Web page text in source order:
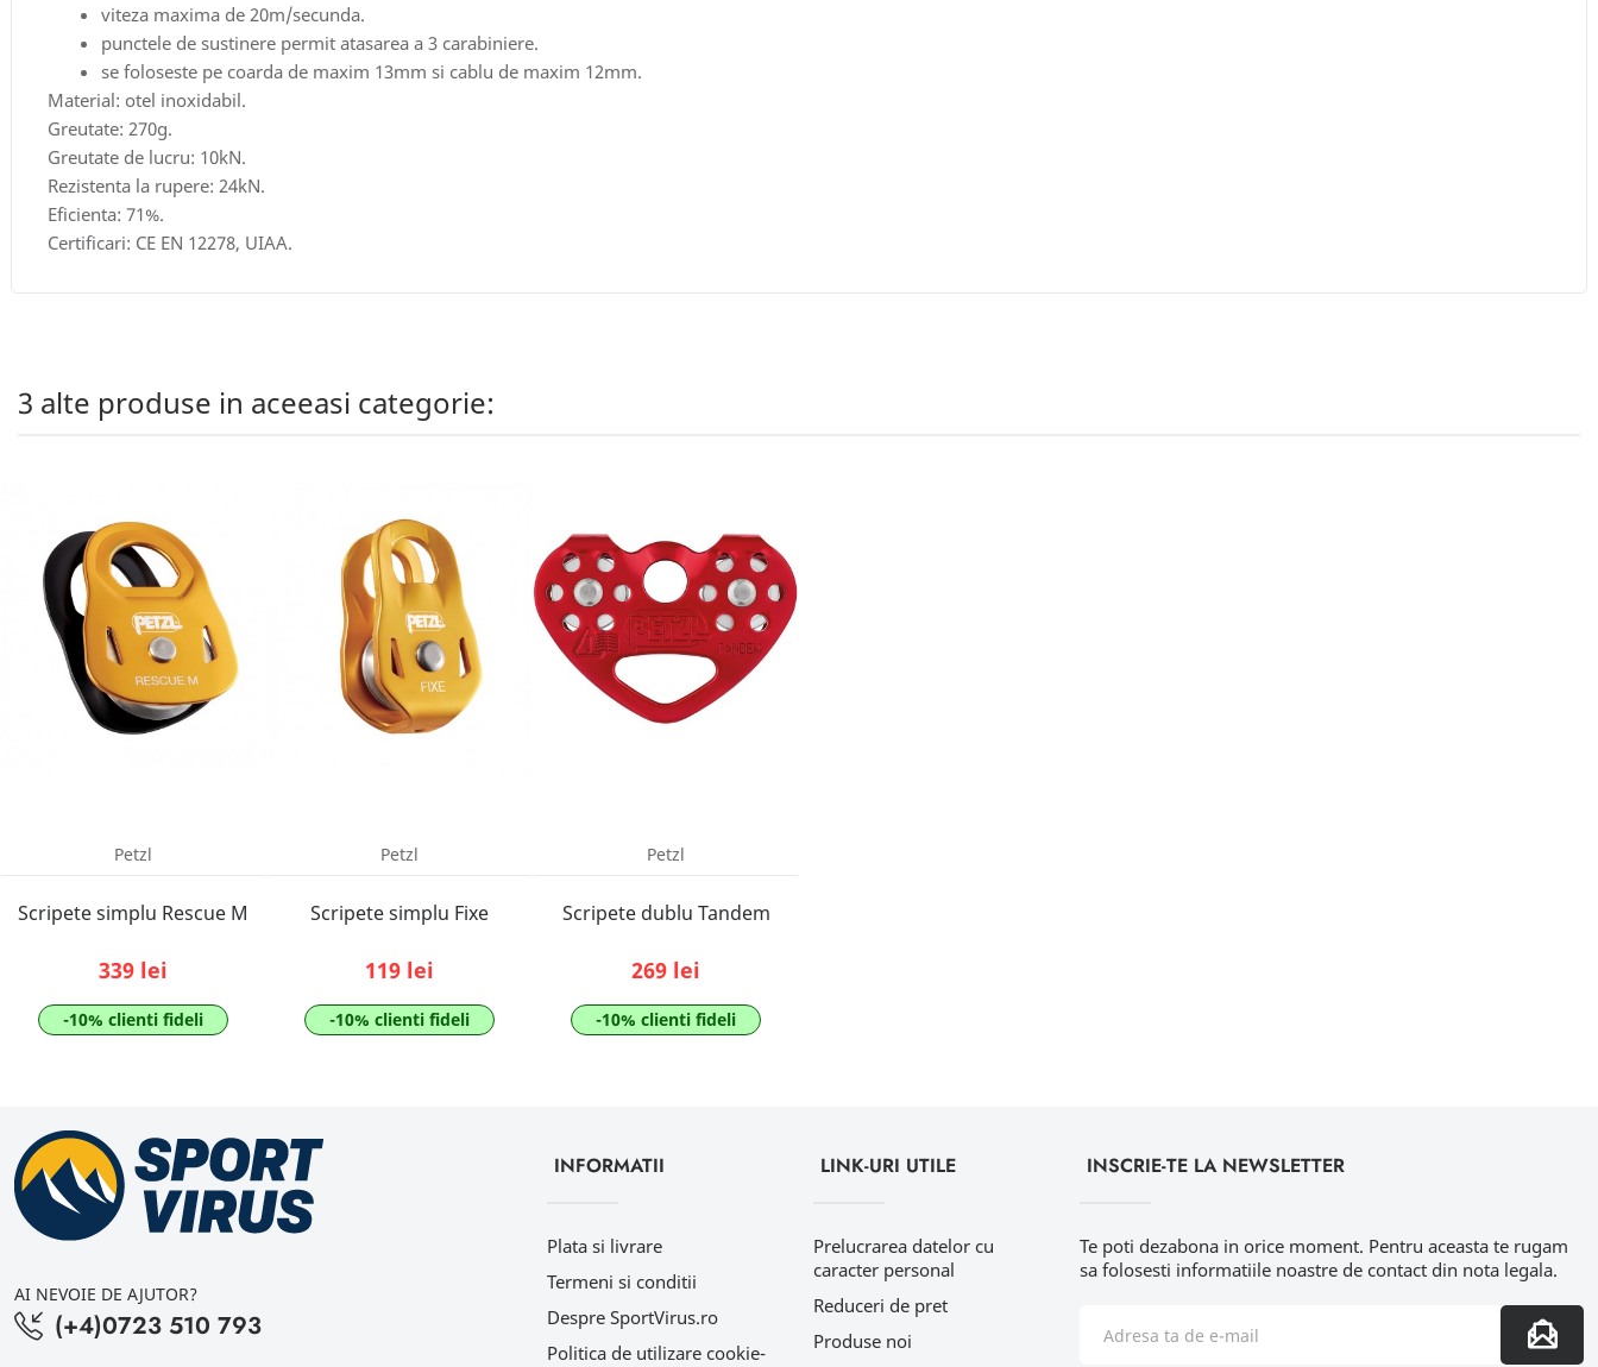
viteza maxima de 20m/secunda.
punctele de sustinere permit atasarea a 3 carabiniere.
se foloseste pe coarda de maxim 13mm si cablu de maxim 12mm.
Material: otel inoxidabil.
Greutate: 270g.
Greutate de lucru: 10kN.
Rezistenta la rupere: 24kN.
Eficienta: 71%.
Certificari: CE EN 12278, UIAA.
3 alte produse in aceeasi categorie:
Petzl
Scripete simplu Rescue M
339 lei
-10% clienti fideli
Petzl
Scripete simplu Fixe
119 lei
-10% clienti fideli
Petzl
Scripete dublu Tandem
269 lei
-10% clienti fideli
AI NEVOIE DE AJUTOR?
(+4)0723 510 793
INFORMATII
Plata si livrare
Termeni si conditii
Despre SportVirus.ro
Politica de utilizare cookie-
LINK-URI UTILE
Prelucrarea datelor cu
caracter personal
Reduceri de pret
Produse noi
INSCRIE-TE LA NEWSLETTER
Te poti dezabona in orice moment. Pentru aceasta te rugam
sa folosesti informatiile noastre de contact din nota legala.